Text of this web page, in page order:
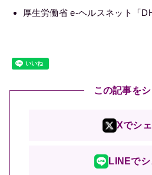
厚生労働省 e-ヘルスネット「
この記事を
Xでシ
LINEで